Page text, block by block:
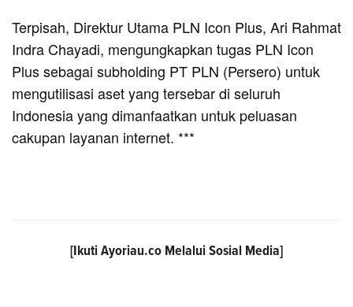
Terpisah, Direktur Utama PLN Icon Plus, Ari Rahmat
Indra Chayadi, mengungkapkan tugas PLN Icon
Plus sebagai subholding PT PLN (Persero) untuk
mengutilisasi aset yang tersebar di seluruh
Indonesia yang dimanfaatkan untuk peluasan
cakupan layanan internet. ***
[Ikuti Ayoriau.co Melalui Sosial Media]